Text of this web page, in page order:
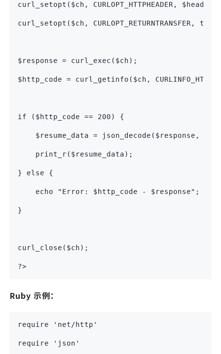
curl_setopt($ch, CURLOPT_HTTPHEADER,
curl_setopt($ch, CURLOPT_RETURNTRANSFER,
$response = curl_exec($ch);
$http_code = curl_getinfo($ch,
if ($http_code == 200) {
$resume_data = json_decode($response,
    print_r($resume_data);
} else {
    echo "Error: $http_code - $response";
}
curl_close($ch);
?>
Ruby 示例：
require 'net/http'
require 'json'